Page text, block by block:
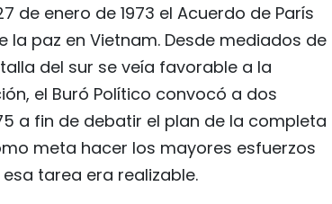
enero de 1973 el Acuerdo de París
paz en Vietnam. Desde mediados de
del sur se veía favorable a la
el Buró Político convocó a dos
a fin de debatir el plan de la completa
meta hacer los mayores esfuerzos
tarea era realizable.